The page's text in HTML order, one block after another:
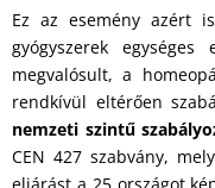
Ez az esemény azért
gyógyszerek
megvalósult, a
rendkívül eltérően
nemzeti szintű
CEN 427 szabvány,